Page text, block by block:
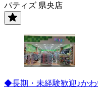
パティズ 県央店
◆長期・未経験歓迎♪か